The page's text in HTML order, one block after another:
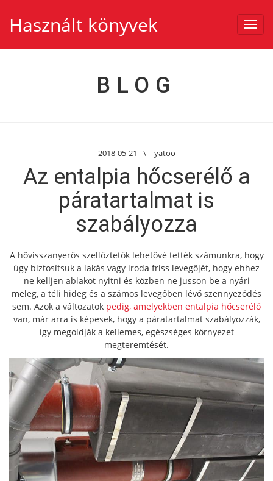
Használt könyvek
BLOG
2018-05-21 \ yatoo
Az entalpia hőcserélő a
páratartalmat is
szabályozza
A hővisszanyerős szellőztetők lehetővé tették számunkra, hogy
úgy biztosítsuk a lakás vagy iroda friss levegőjét, hogy ehhez
ne kelljen ablakot nyitni és közben ne jusson be a nyári
meleg, a téli hideg és a számos levegőben lévő szennyeződés
sem. Azok a változatok pedig, amelyekben entalpia hőcserélő
van, már arra is képesek, hogy a páratartalmat szabályozzák,
így megoldják a kellemes, egészséges környezet
megteremtését.